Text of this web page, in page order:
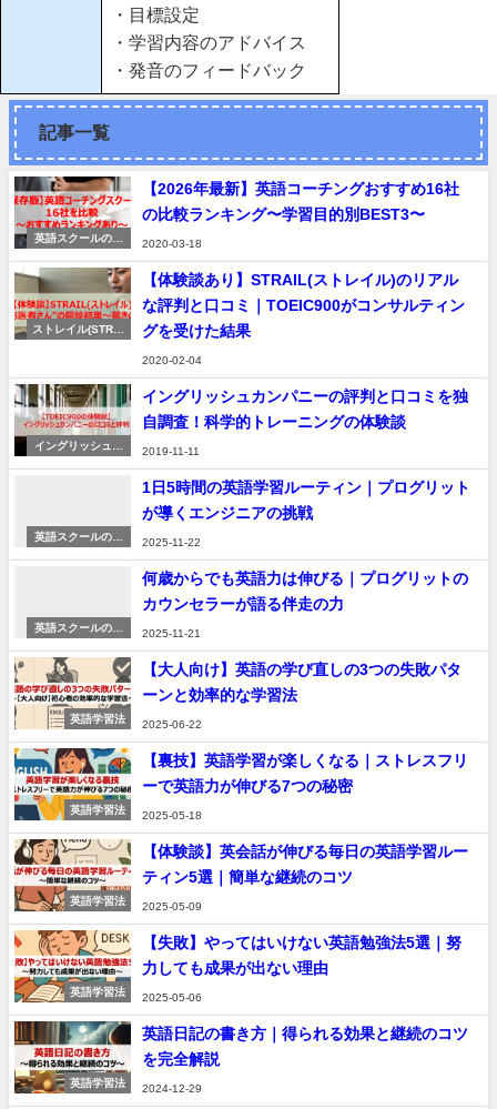
・目標設定
・学習内容のアドバイス
・発音のフィードバック
記事一覧
英語スクールの紹
【2026年最新】英語コーチングおすすめ16社
の比較ランキング〜学習目的別BEST3〜
2020-03-18
ストレイル(STRAI
【体験談あり】STRAIL(ストレイル)のリアル
な評判と口コミ｜TOEIC900がコンサルティン
グを受けた結果
2020-02-04
イングリッシュカ
イングリッシュカンパニーの評判と口コミを独
自調査！科学的トレーニングの体験談
2019-11-11
英語スクールの紹
1日5時間の英語学習ルーティン｜プログリット
が導くエンジニアの挑戦
2025-11-22
英語スクールの紹
何歳からでも英語力は伸びる｜プログリットの
カウンセラーが語る伴走の力
2025-11-21
英語学習法
【大人向け】英語の学び直しの3つの失敗パタ
ーンと効率的な学習法
2025-06-22
英語学習法
【裏技】英語学習が楽しくなる｜ストレスフリ
ーで英語力が伸びる7つの秘密
2025-05-18
英語学習法
【体験談】英会話が伸びる毎日の英語学習ルー
ティン5選｜簡単な継続のコツ
2025-05-09
英語学習法
【失敗】やってはいけない英語勉強法5選｜努
力しても成果が出ない理由
2025-05-06
英語学習法
英語日記の書き方｜得られる効果と継続のコツ
を完全解説
2024-12-29